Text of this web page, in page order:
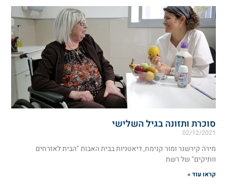
סוכרת ותזונה בגיל השלישי
02/12/2021
מירה קירשנר ומור קנימח, דיאטניות בבית האבות "הבית לאזרחים
וותיקים" של רשת
קראו עוד »